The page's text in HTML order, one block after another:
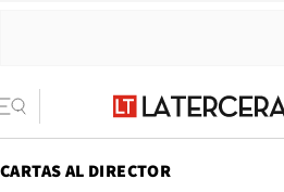
CARTAS AL DIRECTOR